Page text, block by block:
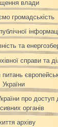
влади
громадськість
та
справи та
питань
України
про доступ
органів
архіву